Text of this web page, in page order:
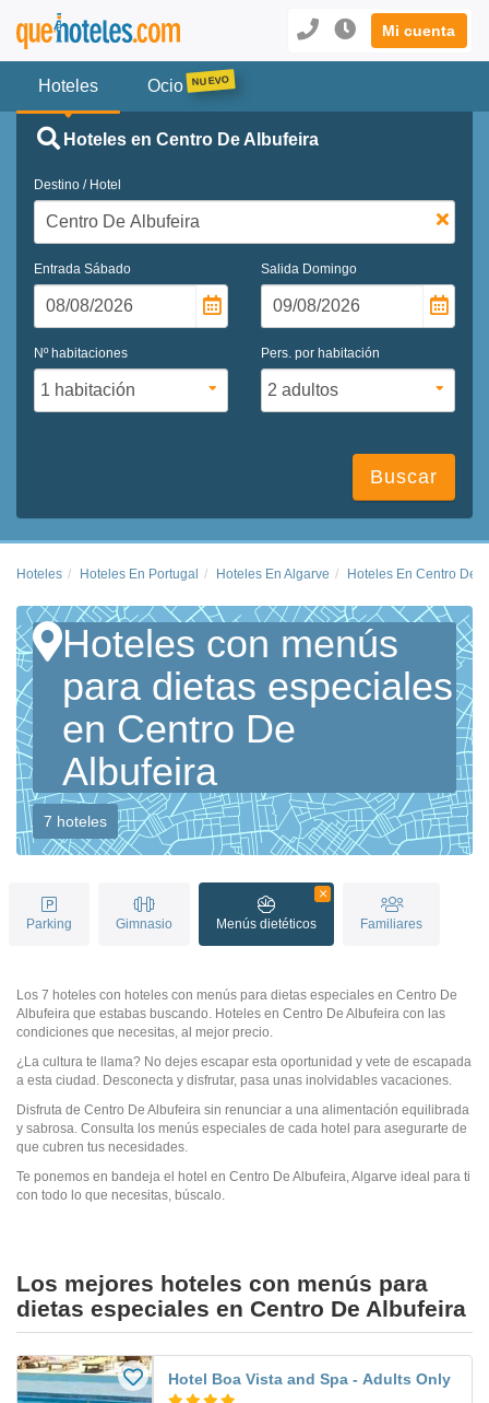
Mi cuenta
Hoteles Ocio
Hoteles en Centro De Albufeira
Destino / Hotel
Entrada Sábado Salida Domingo
Nº habitaciones Pers. por habitación
Buscar
Hoteles Hoteles En Portugal Hoteles En Algarve Hoteles En Centro De
Hoteles con menús
para dietas especiales
en Centro De
Albufeira
7 hoteles
Parking Gimnasio Menús dietéticos Familiares
Los 7 hoteles con hoteles con menús para dietas especiales en Centro De
Albufeira que estabas buscando. Hoteles en Centro De Albufeira con las
condiciones que necesitas, al mejor precio.
¿La cultura te llama? No dejes escapar esta oportunidad y vete de escapada
a esta ciudad. Desconecta y disfrutar, pasa unas inolvidables vacaciones.
Disfruta de Centro De Albufeira sin renunciar a una alimentación equilibrada
y sabrosa. Consulta los menús especiales de cada hotel para asegurarte de
que cubren tus necesidades.
Te ponemos en bandeja el hotel en Centro De Albufeira, Algarve ideal para ti
con todo lo que necesitas, búscalo.
Los mejores hoteles con menús para
dietas especiales en Centro De Albufeira
Hotel Boa Vista and Spa - Adults Only